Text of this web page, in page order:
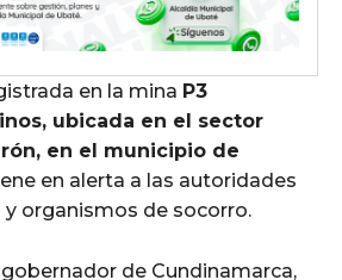
en la mina P3
ubicada en el sector
en el municipio de
en alerta a las autoridades
organismos de socorro.
de Cundinamarca,